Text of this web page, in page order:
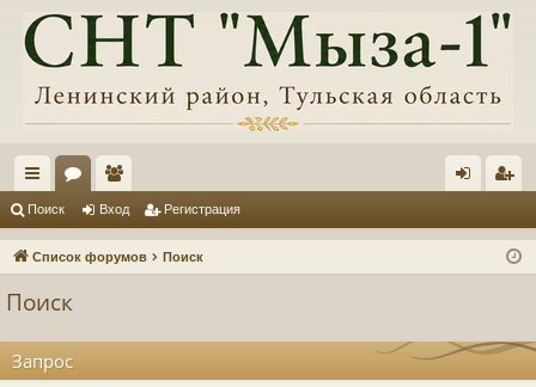
с
ы ум
ол
ьз д ис
ия
Поиск Вход Регистрация
Список форумов Поиск
Поиск
Запрос